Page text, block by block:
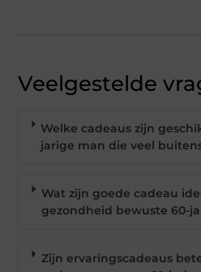
Veelgestelde
Welke cadeaus zijn
jarige man die veel
Wat zijn goede cadeau
gezondheid bewuste 60-
Zijn ervaringscadeaus